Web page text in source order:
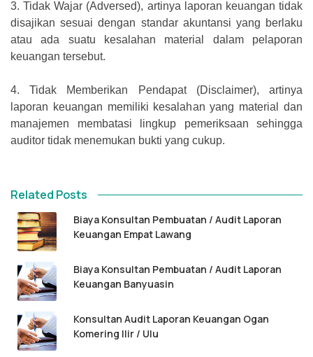
3. Tidak Wajar (Adversed), artinya laporan keuangan tidak
disajikan sesuai dengan standar akuntansi yang berlaku
atau ada suatu kesalahan material dalam pelaporan
keuangan tersebut.
4.
Tidak Memberikan Pendapat (Disclaimer), artinya
laporan keuangan memiliki kesalahan yang material dan
manajemen membatasi lingkup pemeriksaan sehingga
auditor tidak menemukan bukti yang cukup.
Related Posts
Biaya Konsultan Pembuatan / Audit Laporan
Keuangan Empat Lawang
Biaya Konsultan Pembuatan / Audit Laporan
Keuangan Banyuasin
Konsultan Audit Laporan Keuangan Ogan
Komering Ilir / Ulu